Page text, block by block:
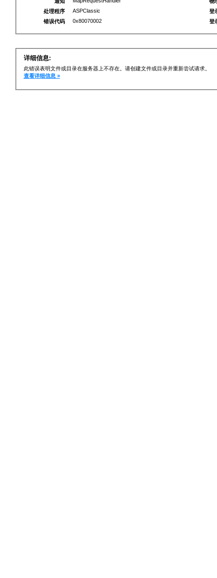
处理程序
ASPClassic
错误代码
0x80070002
登
登
详细信息:
此错误表明文件或目录在服务器上不存在。请创建文件或目录并重新尝试请求。
查看详细信息 »